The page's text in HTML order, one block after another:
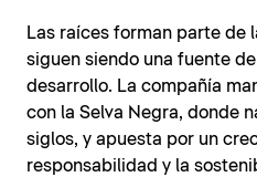
Las raíces forman parte de
siguen siendo una fuente
desarrollo. La compañía
con la Selva Negra, donde
siglos, y apuesta por un
responsabilidad y la